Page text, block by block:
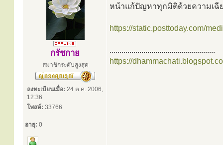
กรัชกาย
สมาชิกระดับสูงสุด
ลงทะเบียนเมื่อ: 24 ต.ค. 2006,
12:36
โพสต์: 33766
อายุ: 0
หน้าแก้ปัญหาทุกมิติด้วยความเฉี
https://static.posttoday.com/
.....................................................
https://